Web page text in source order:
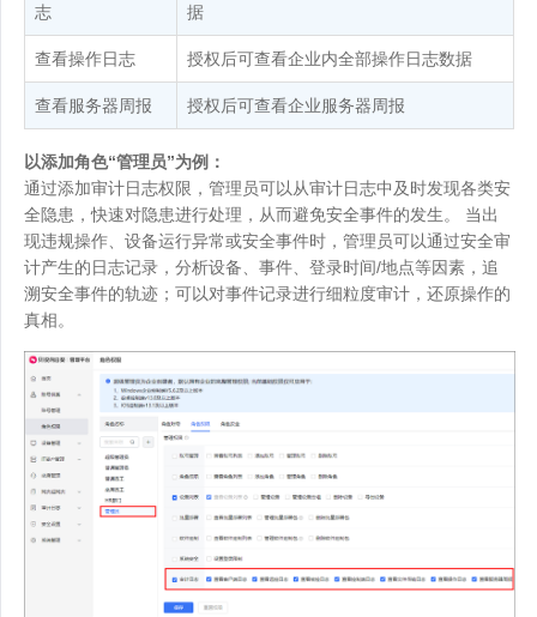
志
据
查看操作日志 授权后可查看企业内全部操作日志数据
查看服务器周报 授权后可查看企业服务器周报
以添加角色“管理员”为例：
通过添加审计日志权限，管理员可以从审计日志中及时发现各类安
全隐患，快速对隐患进行处理，从而避免安全事件的发生。 当出
现违规操作、设备运行异常或安全事件时，管理员可以通过安全审
计产生的日志记录，分析设备、事件、登录时间/地点等因素，追
溯安全事件的轨迹；可以对事件记录进行细粒度审计，还原操作的
真相。